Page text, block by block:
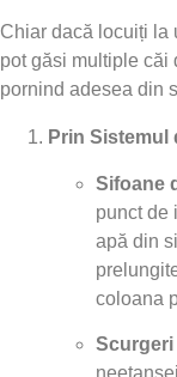
Chiar dacă locuiți la
pot găsi multiple căi
pornind adesea din
Prin Sistemul
Sifoane
punct de
apă din
coloana
Scurgeri